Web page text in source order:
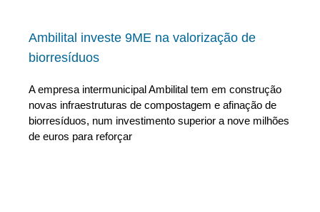
Ambilital investe 9ME na valorização de
biorresíduos
A empresa intermunicipal Ambilital tem em construção
novas infraestruturas de compostagem e afinação de
biorresíduos, num investimento superior a nove milhões
de euros para reforçar